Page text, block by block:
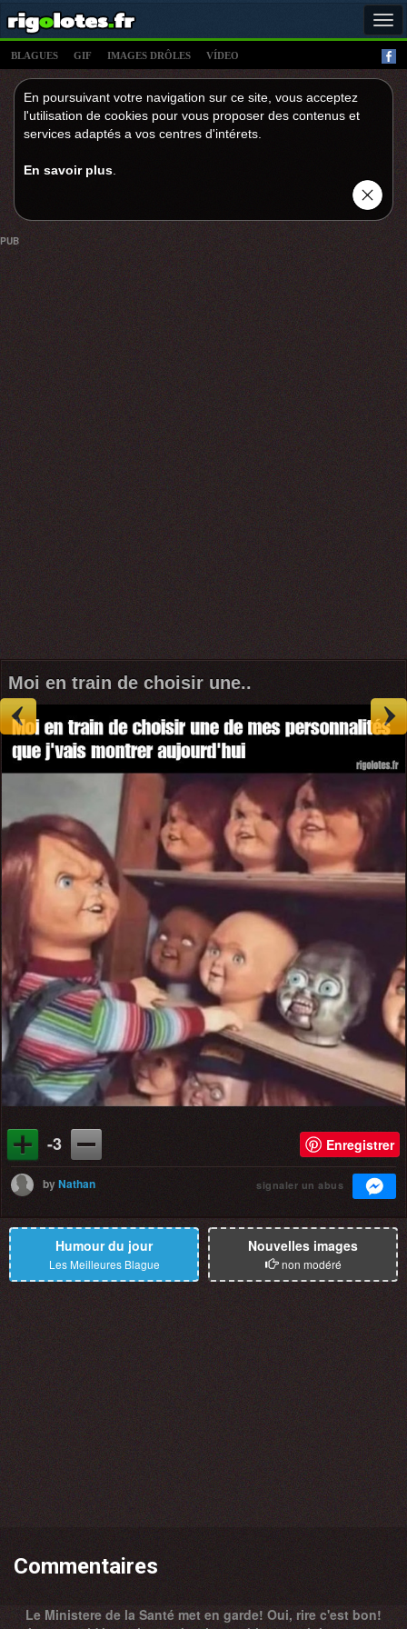
BLAGUES GIF IMAGES DRÔLES VÍDEO
En poursuivant votre navigation sur ce site, vous acceptez
l'utilisation de cookies pour vous proposer des contenus et
services adaptés a vos centres d'intérets.
En savoir plus
PUB
Moi en train de choisir une..
-3 Enregistrer
byNathan signaler un abus
Humour du jour
Les Meilleures Blague
Nouvelles images
non modéré
Commentaires
Le Ministere de la Santé met en garde! Oui, rire c'est bon!